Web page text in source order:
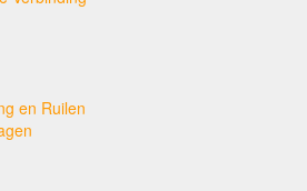
en Ruilen